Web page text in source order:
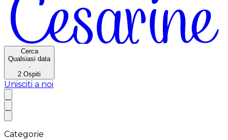
Cerca
Qualsiasi data
·
2 Ospiti
Unisciti a noi
Categorie